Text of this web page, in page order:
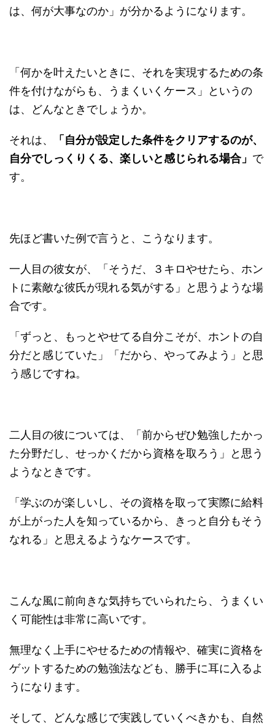
は、何が大事なのか」が分かるようになります。
「何かを叶えたいときに、それを実現するための条
件を付けながらも、うまくいくケース」というの
は、どんなときでしょうか。
それは、
「自分が設定した条件をクリアするのが、
自分でしっくりくる、楽しいと感じられる場合」 で
す。
先ほど書いた例で言うと、こうなります。
一人目の彼女が、「そうだ、３キロやせたら、ホン
トに素敵な彼氏が現れる気がする」と思うような場
合です。
「ずっと、もっとやせてる自分こそが、ホントの自
分だと感じていた」「だから、やってみよう」と思
う感じですね。
二人目の彼については、「前からぜひ勉強したかっ
た分野だし、せっかくだから資格を取ろう」と思う
ようなときです。
「学ぶのが楽しいし、その資格を取って実際に給料
が上がった人を知っているから、きっと自分もそう
なれる」と思えるようなケースです。
こんな風に前向きな気持ちでいられたら、うまくい
く可能性は非常に高いです。
無理なく上手にやせるための情報や、確実に資格を
ゲットするための勉強法なども、勝手に耳に入るよ
うになります。
そして、どんな感じで実践していくべきかも、自然